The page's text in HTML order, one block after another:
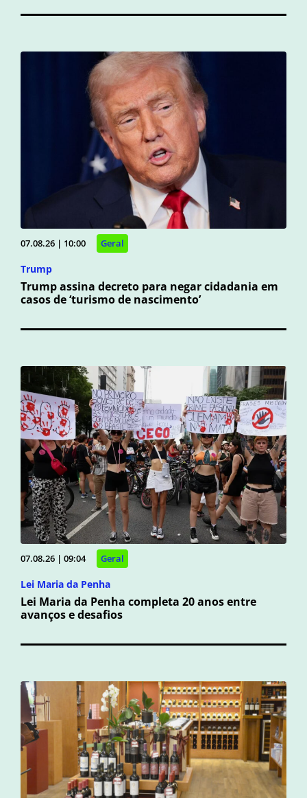
07.08.26 | 10:00 Geral
Trump
Trump assina decreto para negar cidadania em
casos de ‘turismo de nascimento’
07.08.26 | 09:04 Geral
Lei Maria da Penha
Lei Maria da Penha completa 20 anos entre
avanços e desafios